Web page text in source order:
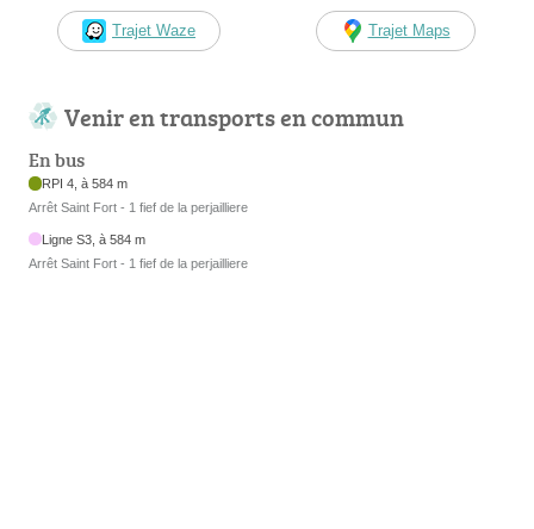
Trajet Waze Trajet Maps
Venir en transports en commun
En bus
RPI 4, à 584 m
Arrêt Saint Fort - 1 fief de la perjailliere
Ligne S3, à 584 m
Arrêt Saint Fort - 1 fief de la perjailliere